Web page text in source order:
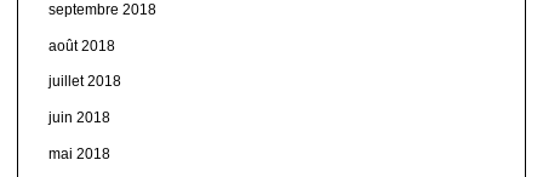
septembre 2018
août 2018
juillet 2018
juin 2018
mai 2018